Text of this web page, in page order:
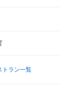
トラン一覧